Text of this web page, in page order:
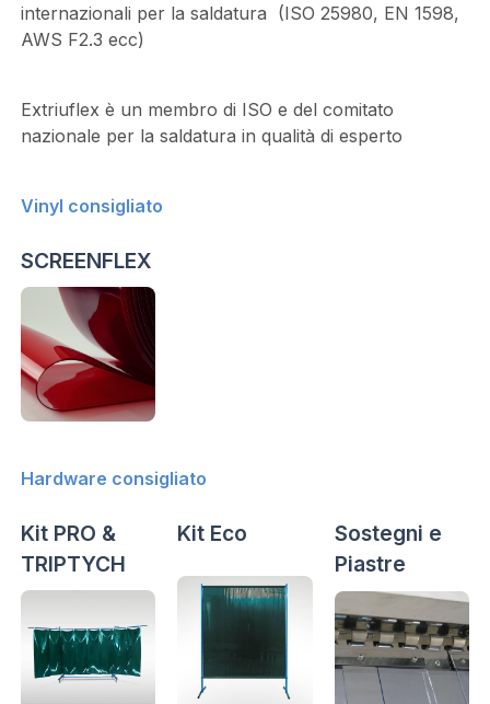
internazionali per la saldatura (ISO 25980, EN 1598,
AWS F2.3 ecc)
Extriuflex è un membro di ISO e del comitato
nazionale per la saldatura in qualità di esperto
Vinyl consigliato
SCREENFLEX
Hardware consigliato
Kit PRO &
TRIPTYCH
Kit Eco
Sostegni e
Piastre